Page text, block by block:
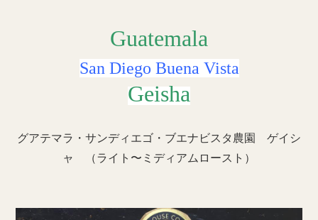
Guatemala
San Diego Buena Vista
Geisha
グアテマラ・サンディエゴ・ブエナビスタ農園 ゲイシ
ャ （ライト〜ミディアムロースト）